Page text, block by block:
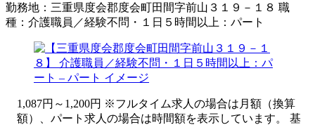
勤務地： 三重県度会郡度会町田間字前山３１９－１８ 職
種： 介護職員／経験不問・１日５時間以上：パート
1,087円～1,200円 ※フルタイム求人の場合は月額（換算
額）、パート求人の場合は時間額を表示しています。 基